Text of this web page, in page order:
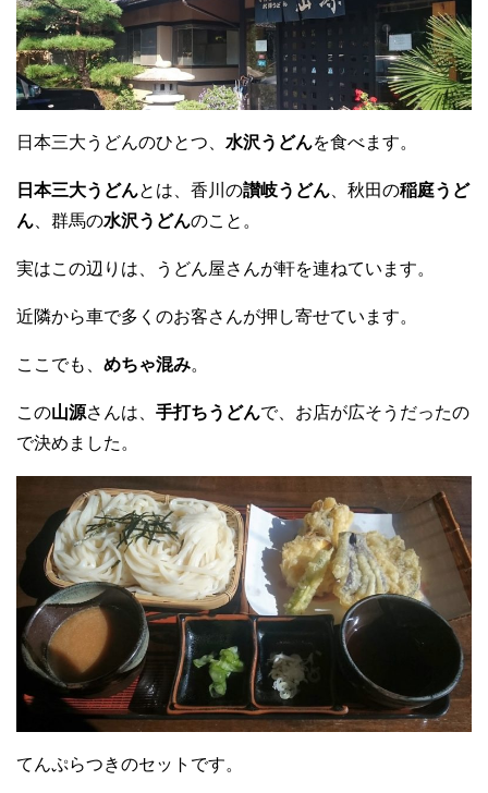
日本三大うどんのひとつ、 水沢うどんを食べます。
日本三大うどんとは、香川の讃岐うどん 、秋田の稲庭うど
ん 、群馬の水沢うどんのこと。
実はこの辺りは、うどん屋さんが軒を連ねています。
近隣から車で多くのお客さんが押し寄せています。
ここでも、 めちゃ混み。
この山源さんは、 手打ちうどんで、お店が広そうだったの
で決めました。
てんぷらつきのセットです。